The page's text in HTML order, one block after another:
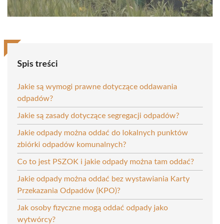
Spis treści
Jakie są wymogi prawne dotyczące oddawania
odpadów?
Jakie są zasady dotyczące segregacji odpadów?
Jakie odpady można oddać do lokalnych punktów
zbiórki odpadów komunalnych?
Co to jest PSZOK i jakie odpady można tam oddać?
Jakie odpady można oddać bez wystawiania Karty
Przekazania Odpadów (KPO)?
Jak osoby fizyczne mogą oddać odpady jako
wytwórcy?